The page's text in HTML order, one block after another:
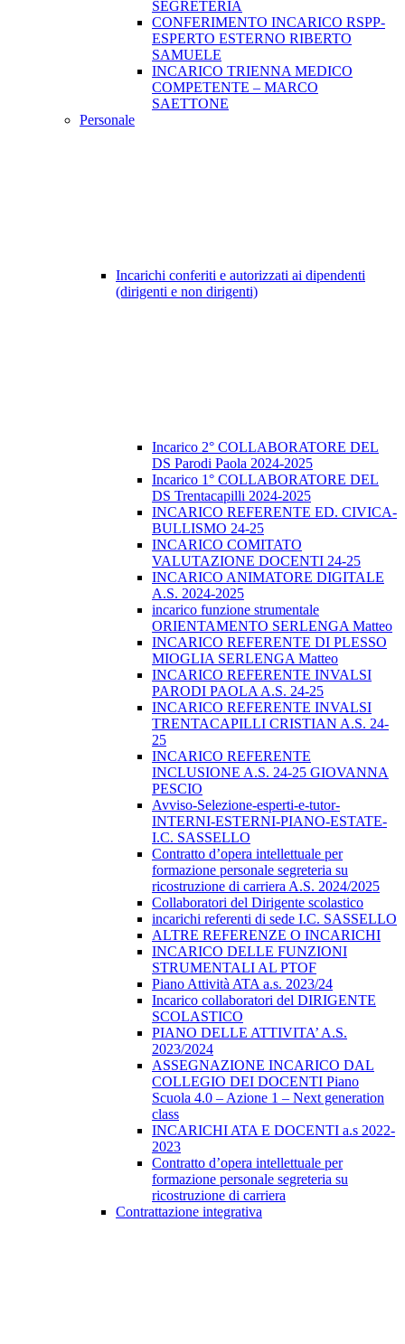
SEGRETERIA
CONFERIMENTO INCARICO RSPP-
ESPERTO ESTERNO RIBERTO
SAMUELE
INCARICO TRIENNA MEDICO
COMPETENTE – MARCO
SAETTONE
Personale
Incarichi conferiti e autorizzati ai dipendenti
(dirigenti e non dirigenti)
Incarico 2° COLLABORATORE DEL
DS Parodi Paola 2024-2025
Incarico 1° COLLABORATORE DEL
DS Trentacapilli 2024-2025
INCARICO REFERENTE ED. CIVICA-
BULLISMO 24-25
INCARICO COMITATO
VALUTAZIONE DOCENTI 24-25
INCARICO ANIMATORE DIGITALE
A.S. 2024-2025
incarico funzione strumentale
ORIENTAMENTO SERLENGA Matteo
INCARICO REFERENTE DI PLESSO
MIOGLIA SERLENGA Matteo
INCARICO REFERENTE INVALSI
PARODI PAOLA A.S. 24-25
INCARICO REFERENTE INVALSI
TRENTACAPILLI CRISTIAN A.S. 24-
25
INCARICO REFERENTE
INCLUSIONE A.S. 24-25 GIOVANNA
PESCIO
Avviso-Selezione-esperti-e-tutor-
INTERNI-ESTERNI-PIANO-ESTATE-
I.C. SASSELLO
Contratto d’opera intellettuale per
formazione personale segreteria su
ricostruzione di carriera A.S. 2024/2025
Collaboratori del Dirigente scolastico
incarichi referenti di sede I.C. SASSELLO
ALTRE REFERENZE O INCARICHI
INCARICO DELLE FUNZIONI
STRUMENTALI AL PTOF
Piano Attività ATA a.s. 2023/24
Incarico collaboratori del DIRIGENTE
SCOLASTICO
PIANO DELLE ATTIVITA’ A.S.
2023/2024
ASSEGNAZIONE INCARICO DAL
COLLEGIO DEI DOCENTI Piano
Scuola 4.0 – Azione 1 – Next generation
class
INCARICHI ATA E DOCENTI a.s 2022-
2023
Contratto d’opera intellettuale per
formazione personale segreteria su
ricostruzione di carriera
Contrattazione integrativa